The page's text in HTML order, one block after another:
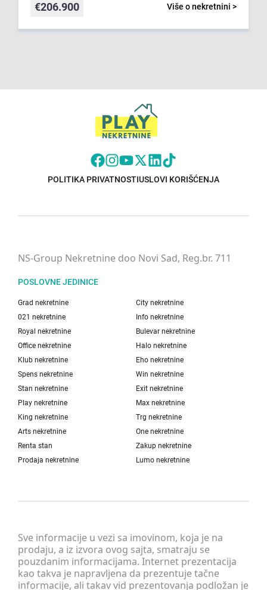
Više o nekretnini >
€206.900
POLITIKA PRIVATNOSTIUSLOVI KORIŠĆENJA
Sve informacije u vezi sa imovinom, koja je na
prodaju, a iz izvora ovog sajta, smatraju se
pouzdanim informacijama. Internet prezentacija
kao takva je napravljena da prezentuje tačne
informacije, ali takav vid prezentovanja podložan je
NS-Group Nekretnine doo Novi Sad, Reg.br. 711
POSLOVNE JEDINICE
Grad nekretnine
City nekretnine
021 nekretnine
Info nekretnine
Royal nekretnine
Bulevar nekretnine
Office nekretnine
Halo nekretnine
Klub nekretnine
Eho nekretnine
Spens nekretnine
Win nekretnine
Stan nekretnine
Exit nekretnine
Play nekretnine
Max nekretnine
King nekretnine
Trg nekretnine
Arts nekretnine
One nekretnine
Renta stan
Zakup nekretnine
Prodaja nekretnine
Lumo nekretnine